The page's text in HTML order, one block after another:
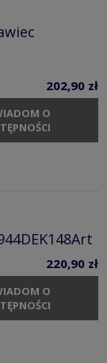
202,90 zł
O
220,90 zł
O